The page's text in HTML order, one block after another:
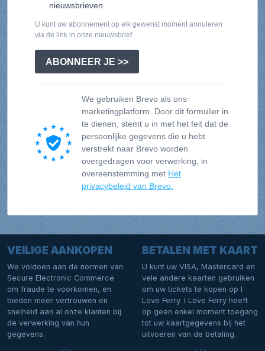
nieuwsbrieven.
U kunt uw abonnement op elk gewenst moment annuleren
via de link in onze nieuwsbrief.
ABONNEER JE >>
We gebruiken Brevo als ons
marketingplatform. Door dit formulier in
te dienen, stemt u in met het feit dat de
persoonlijke gegevens die u hebt
verstrekt naar Brevo worden
overgedragen voor verwerking, in
overeenstemming met Het
privacybeleid van Brevo.
VEILIGE AANKOPEN
We voldoen aan de normen van
Secure Electronic Commerce
om fraude te voorkomen, en
bieden meer vertrouwen en
snelheid aan al onze klanten bij
de verwerking van hun
gegevens.
BETALEN MET KAART
U kunt uw VISA, Mastercard en
vele andere kaarten gebruiken
om uw tickets te kopen op I
Love Ferry. I Love Ferry heeft
op geen enkel moment toegang
tot uw kaartgegevens bij het
uitvoeren van de betaling.